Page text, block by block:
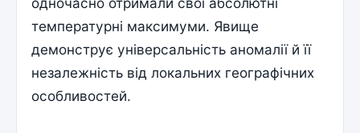
температурні максимуми. Явище
демонструє універсальність аномалії й її
незалежність від локальних географічних
особливостей.